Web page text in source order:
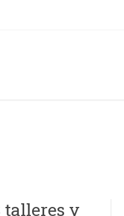
talleres y